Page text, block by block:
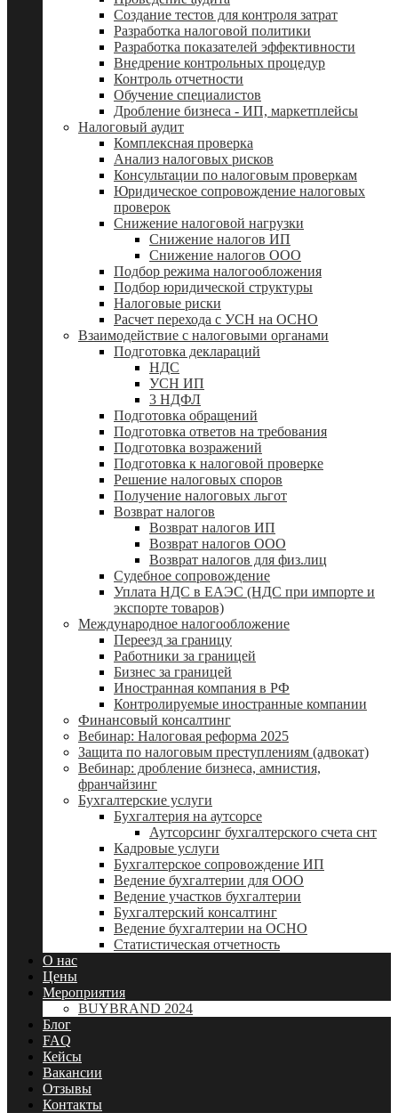
Создание тестов для контроля затрат
Разработка налоговой политики
Разработка показателей эффективности
Внедрение контрольных процедур
Контроль отчетности
Обучение специалистов
Дробление бизнеса - ИП, маркетплейсы
Налоговый аудит
Комплексная проверка
Анализ налоговых рисков
Консультации по налоговым проверкам
Юридическое сопровождение налоговых
проверок
Снижение налоговой нагрузки
Снижение налогов ИП
Снижение налогов ООО
Подбор режима налогообложения
Подбор юридической структуры
Налоговые риски
Расчет перехода с УСН на ОСНО
Взаимодействие с налоговыми органами
Подготовка деклараций
НДС
УСН ИП
3 НДФЛ
Подготовка обращений
Подготовка ответов на требования
Подготовка возражений
Подготовка к налоговой проверке
Решение налоговых споров
Получение налоговых льгот
Возврат налогов
Возврат налогов ИП
Возврат налогов ООО
Возврат налогов для физ.лиц
Судебное сопровождение
Уплата НДС в ЕАЭС (НДС при импорте и
экспорте товаров)
Международное налогообложение
Переезд за границу
Работники за границей
Бизнес за границей
Иностранная компания в РФ
Контролируемые иностранные компании
Финансовый консалтинг
Вебинар: Налоговая реформа 2025
Защита по налоговым преступлениям (адвокат)
Вебинар: дробление бизнеса, амнистия,
франчайзинг
Бухгалтерские услуги
Бухгалтерия на аутсорсе
Аутсорсинг бухгалтерского счета снт
Кадровые услуги
Бухгалтерское сопровождение ИП
Ведение бухгалтерии для ООО
Ведение участков бухгалтерии
Бухгалтерский консалтинг
Ведение бухгалтерии на ОСНО
Статистическая отчетность
О нас
Цены
Мероприятия
BUYBRAND 2024
Блог
FAQ
Кейсы
Вакансии
Отзывы
Контакты